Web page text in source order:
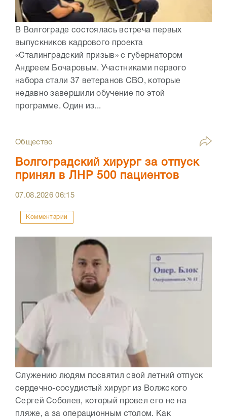
В Волгограде состоялась встреча первых
выпускников кадрового проекта
«Сталинградский призыв» с губернатором
Андреем Бочаровым. Участниками первого
набора стали 37 ветеранов СВО, которые
недавно завершили обучение по этой
программе. Один из...
Общество
Волгоградский хирург за отпуск
принял в ЛНР 500 пациентов
07.08.202606:15
Комментарии
Служению людям посвятил свой летний отпуск
сердечно-сосудистый хирург из Волжского
Сергей Соболев, который провел его не на
пляже, а за операционным столом. Как